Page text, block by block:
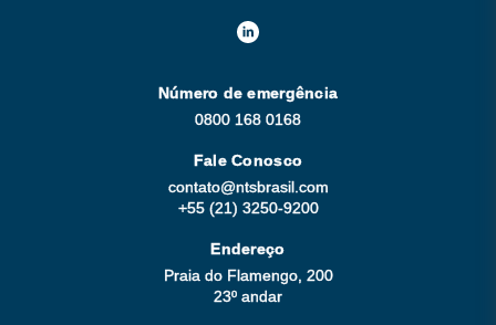
Número de emergência
0800 168 0168
Fale Conosco
contato@ntsbrasil.com
+55 (21) 3250-9200
Endereço
Praia do Flamengo, 200
23º andar